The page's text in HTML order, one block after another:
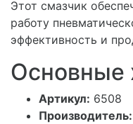
Этот смазчик
работу
эффективность и
Основные
Артикул: 6508
Производитель: